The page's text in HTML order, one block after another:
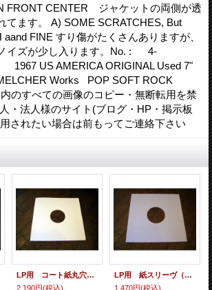
FRONT CENTER ジャケットの両側が透
てます。 A) SOME SCRATCHES, But
FINE すり傷がたくさんありますが、
イズが少し入ります。No. : 4-
US AMERICA ORIGINAL Used 7"
Works POP SOFT ROCK
のすべての画像のコピー・無断転用を禁
・法人様のサイト(ブログ・HP・掲示板
されたい場合は前もってご連絡下さい
LP用 コート紙丸穴ジャケ 10枚セット
2,190円(税込)
LP用 紙スリーヴ（レギュラー 四角の角） 10枚セット
1,470円(税込)